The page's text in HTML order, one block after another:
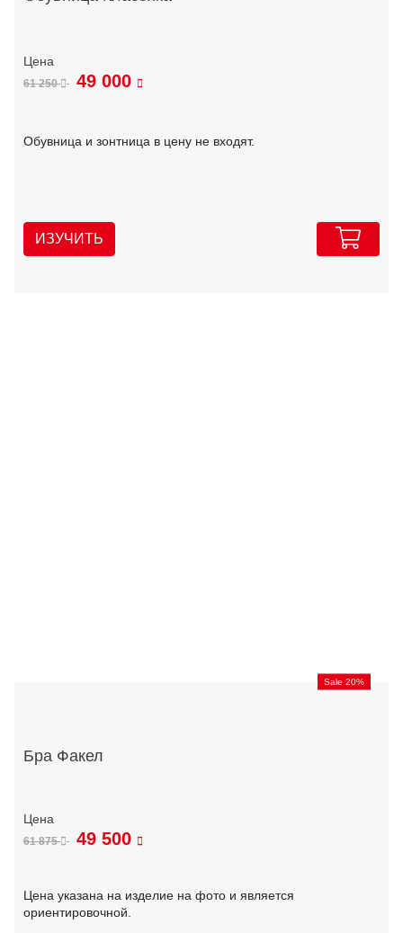
61 250 49 000
Обувница и зонтница в цену не входят.
ИЗУЧИТЬ
Sale 20%
Бра Факел
61 875 49 500
Цена указана на изделие на фото и является
ориентировочной.